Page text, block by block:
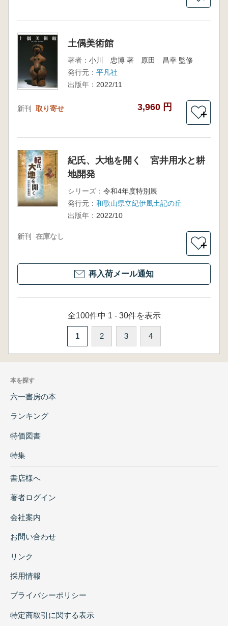
土偶美術館
著者： 小川 忠博 著 原田 昌幸 監修
発行元： 平凡社
出版年： 2022/11
新刊 取り寄せ 3,960 円
＋
紀氏、大地を開く 宮井用水と耕
地開発
シリーズ： 令和4年度特別展
発行元： 和歌山県立紀伊風土記の丘
出版年： 2022/10
新刊 在庫なし
＋
再入荷メール通知
全100件中 1 - 30件を表示
1 2 3 4
本を探す
六一書房の本
ランキング
特価図書
特集
書店様へ
著者ログイン
会社案内
お問い合わせ
リンク
採用情報
プライバシーポリシー
特定商取引に関する表示